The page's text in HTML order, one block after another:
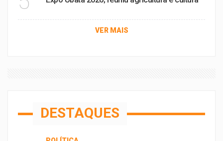
VER MAIS
DESTAQUES